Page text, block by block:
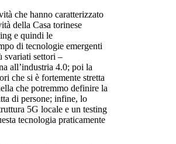
che hanno caratterizzato
della Casa torinese
e quindi le
di tecnologie emergenti
svariati settori –
all’industria 4.0; poi la
che si è fortemente stretta
che potremmo definire la
di persone; infine, lo
5G locale e un testing
tecnologia praticamente